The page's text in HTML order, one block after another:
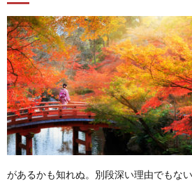
ル
2.
見出
しス
タイ
ル
3.
h2見
出し
3.1.
出し
があるかも知れぬ。別段深い理由でもない